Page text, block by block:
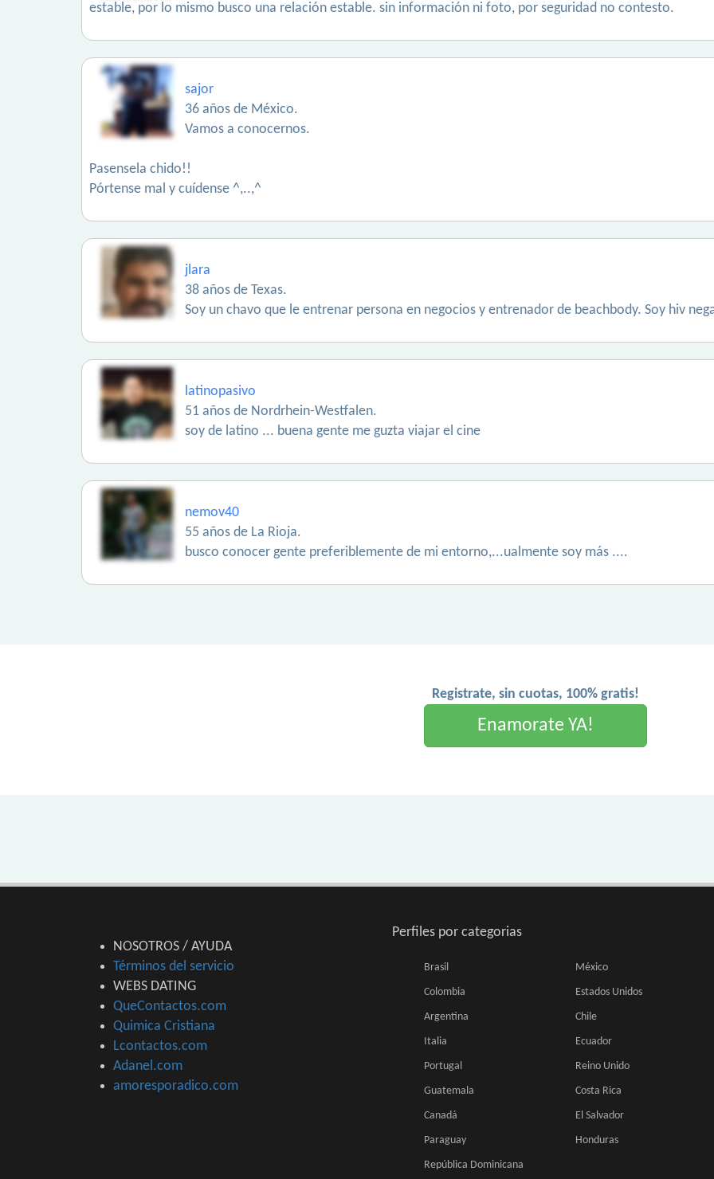
estable, por lo mismo busco una relación estable. sin información ni foto, por seguridad no contesto.
sajor
36 años de México.
Vamos a conocernos.
Pasensela chido!!
Pórtense mal y cuídense ^,..,^
jlara
38 años de Texas.
Soy un chavo que le entrenar persona en negocios y entrenador de beachbody. Soy hiv
latinopasivo
51 años de Nordrhein-Westfalen.
soy de latino ... buena gente me guzta viajar el cine
nemov40
55 años de La Rioja.
busco conocer gente preferiblemente de mi entorno,...ualmente soy más ....
Registrate, sin cuotas, 100% gratis!
Enamorate YA!
NOSOTROS / AYUDA
Términos del servicio
WEBS DATING
QueContactos.com
Quimica Cristiana
Lcontactos.com
Adanel.com
amoresporadico.com
Perfiles por categorias
Brasil México
Colombia Estados Unidos
Argentina Chile
Italia Ecuador
Portugal Reino Unido
Guatemala Costa Rica
Canadá El Salvador
Paraguay Honduras
República Dominicana